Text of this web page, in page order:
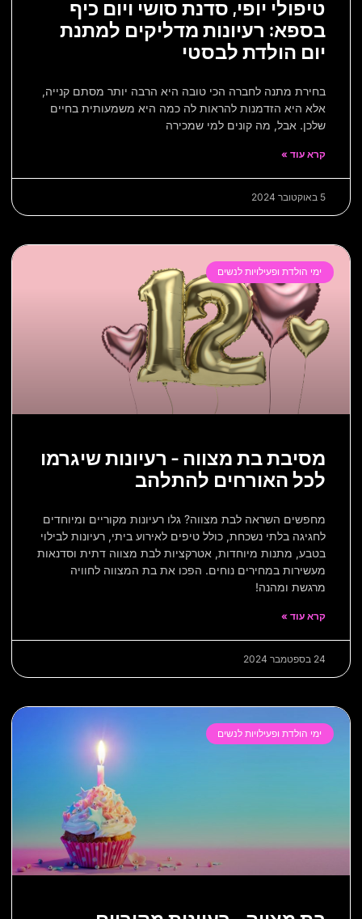
טיפולי יופי, סדנת סושי ויום כיף
בספא: רעיונות מדליקים למתנת
יום הולדת לבסטי
בחירת מתנה לחברה הכי טובה היא הרבה יותר מסתם קנייה,
אלא היא הזדמנות להראות לה כמה היא משמעותית בחיים
שלכן. אבל, מה קונים למי שמכירה
קרא עוד »
5 באוקטובר 2024
ימי הולדת ופעילויות לנשים
מסיבת בת מצווה – רעיונות שיגרמו
לכל האורחים להתלהב
מחפשים השראה לבת מצווה? גלו רעיונות מקוריים ומיוחדים
לחגיגה בלתי נשכחת, כולל טיפים לאירוע ביתי, רעיונות לבילוי
בטבע, מתנות מיוחדות, אטרקציות לבת מצווה דתית וסדנאות
מעשירות במחירים נוחים. הפכו את בת המצווה לחוויה
מרגשת ומהנה!
קרא עוד »
24 בספטמבר 2024
ימי הולדת ופעילויות לנשים